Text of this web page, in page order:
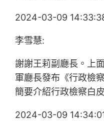
2024-03-09
李雪慧:
謝謝王莉副廳長。上
軍廳長發布《行政檢
簡要介紹行政檢察白
2024-03-09